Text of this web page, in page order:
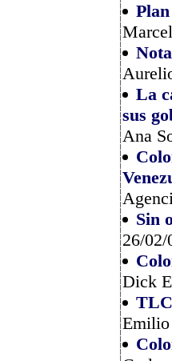
La
sus
Ana
Sin
26/02/
Dick
Emilio